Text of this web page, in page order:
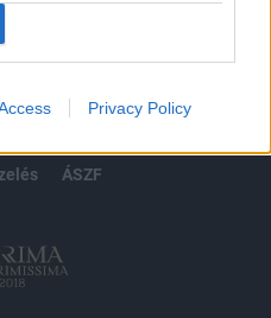
Privacy Policy
süti beállítások
ÁSZF